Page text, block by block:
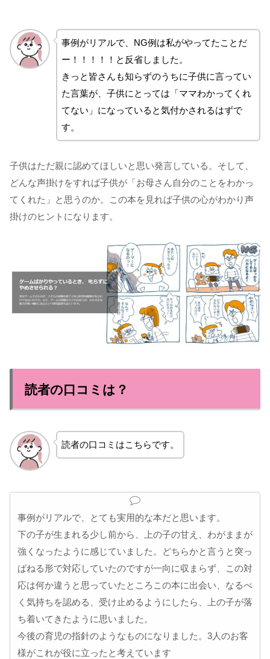
事例がリアルで、NG例は私がやってたことだ
ー！！！！！と反省しました。
きっと皆さんも知らずのうちに子供に言ってい
た言葉が、子供にとっては「ママわかってくれ
てない」になっていると気付かされるはずで
す。
子供はただ親に認めてほしいと思い発言している。そして、
どんな声掛けをすれば子供が「お母さん自分のことをわかっ
てくれた」と思うのか。この本を見れば子供の心がわかり声
掛けのヒントになります。
読者の口コミは？
読者の口コミはこちらです。
事例がリアルで、とても実用的な本だと思います。
下の子が生まれる少し前から、上の子の甘え、わがままが
強くなったように感じていました。どちらかと言うと突っ
ぱねる形で対応していたのですが一向に収まらず、この対
応は何か違うと思っていたところこの本に出会い、なるべ
く気持ちを認める、受け止めるようにしたら、上の子が落
ち着いてきたように思いました。
今後の育児の指針のようなものになりました。3人のお客
様がこれが役に立ったと考えています